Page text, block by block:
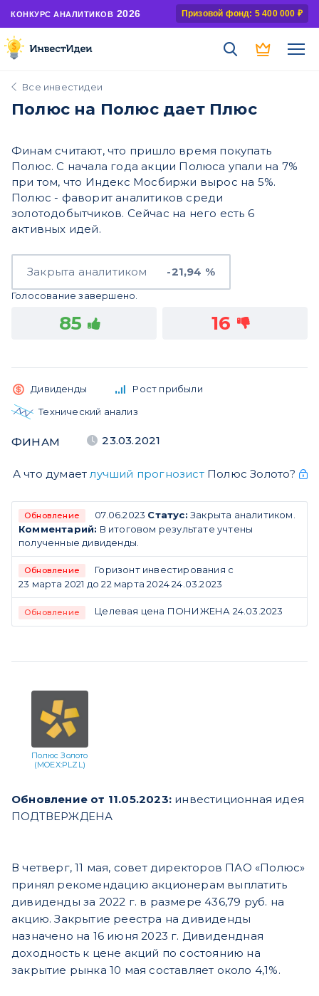
КОНКУРС АНАЛИТИКОВ 2026 Призовой фонд: 5 400 000 ₽
Все инвестидеи
Полюс на Полюс дает Плюс
Финам считают, что пришло время покупать
Полюс. С начала года акции Полюса упали на 7%
при том, что Индекс Мосбиржи вырос на 5%.
Полюс - фаворит аналитиков среди
золотодобытчиков. Сейчас на него есть 6
активных идей.
Закрыта аналитиком -21,94 %
Голосование завершено.
85 16
Дивиденды
Рост прибыли
Технический анализ
ФИНАМ 23.03.2021
А что думаетлучший прогнозистПолюс Золото?
Обновление 07.06.2023 Статус: Закрыта аналитиком.
Комментарий: В итоговом результате учтены
полученные дивиденды.
Обновление
Горизонт инвестирования с
23 марта 2021 до 22 марта 2024 24.03.2023
Обновление Целевая цена ПОНИЖЕНА 24.03.2023
Полюс Золото
(MOEX:PLZL)
Обновление от 11.05.2023: инвестиционная идея
ПОДТВЕРЖДЕНА
В четверг, 11 мая, совет директоров ПАО «Полюс»
принял рекомендацию акционерам выплатить
дивиденды за 2022 г. в размере 436,79 руб. на
акцию. Закрытие реестра на дивиденды
назначено на 16 июня 2023 г. Дивидендная
доходность к цене акций по состоянию на
закрытие рынка 10 мая составляет около 4,1%.